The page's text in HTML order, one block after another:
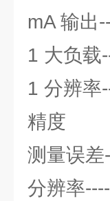
mA 输出
1 大负载
1 分辨率
精度
测量误
分辨率